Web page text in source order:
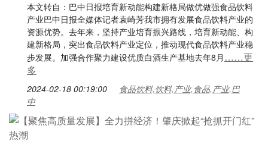
本文转自：巴中日报培育新动能构建新格局做优做强食品饮料
产业巴中日报全媒体记者袁崎芳我市拥有发展食品饮料产业的
资源优势。去年来，坚持产业培育振兴路线，培育新动能、构
建新格局，突出食品饮料产业定位，推动现代食品饮料产业稳
步发展。加强合作聚力建设优质白酒生产基地去年8月 ……更
多
2024-02-18 00:19:00
食品饮料,饮料,产业,食品,产业,巴
中